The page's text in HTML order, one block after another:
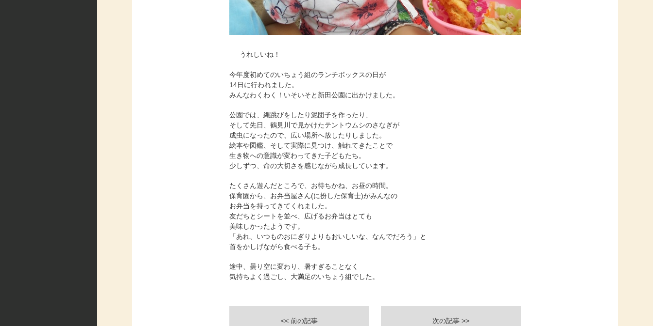
うれしいね！
今年度初めてのいちょう組のランチボックスの日が
14日に行われました。
みんなわくわく！いそいそと新田公園に出かけました。
公園では、縄跳びをしたり泥団子を作ったり、
そして先日、鶴見川で見かけたテントウムシのさなぎが
成虫になったので、広い場所へ放したりしました。
絵本や図鑑、そして実際に見つけ、触れてきたことで
生き物への意識が変わってきた子どもたち。
少しずつ、命の大切さを感じながら成長しています。
たくさん遊んだところで、お待ちかね、お昼の時間。
保育園から、お弁当屋さん(に扮した保育士)がみんなの
お弁当を持ってきてくれました。
友だちとシートを並べ、広げるお弁当はとても
美味しかったようです。
「あれ、いつものおにぎりよりもおいしいな、なんでだろう」と
首をかしげながら食べる子も。
途中、曇り空に変わり、暑すぎることなく
気持ちよく過ごし、大満足のいちょう組でした。
<< 前の記事 次の記事 >>